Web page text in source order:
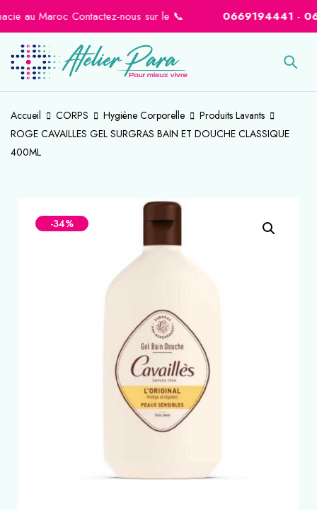
au Maroc Contactez-nous sur le 📞 0669194441-
Accueil CORPS Hygiène Corporelle
Produits Lavants
ROGE CAVAILLES GEL SURGRAS BAIN ET DOUCHE CLASSIQUE
400ML
-34%